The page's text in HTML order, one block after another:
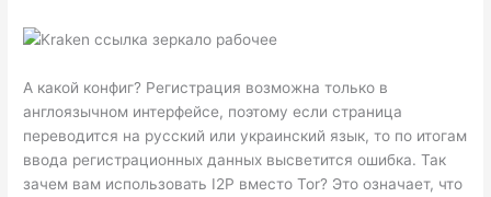
А какой конфиг? Регистрация возможна только в
англоязычном интерфейсе, поэтому если страница
переводится на русский или украинский язык, то по итогам
ввода регистрационных данных высветится ошибка. Так
зачем вам использовать I2P вместо Tor? Это означает, что